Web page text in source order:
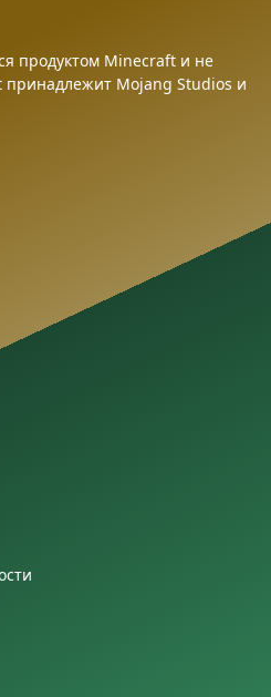
продуктом Minecraft и не
принадлежит Mojang Studios и